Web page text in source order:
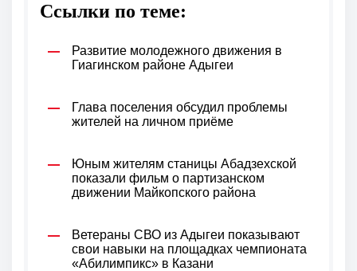
Ссылки по теме:
Развитие молодежного движения в
Гиагинском районе Адыгеи
Глава поселения обсудил проблемы
жителей на личном приёме
Юным жителям станицы Абадзехской
показали фильм о партизанском
движении Майкопского района
Ветераны СВО из Адыгеи показывают
свои навыки на площадках чемпионата
«Абилимпикс» в Казани